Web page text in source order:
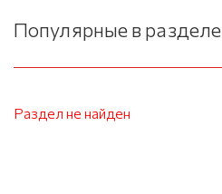
Популярные в разделе
Раздел не найден